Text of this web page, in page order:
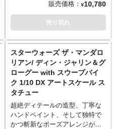
術的です。取り外し可能な、
LED内蔵のタクティカルライト
を側面に装備。ヘルメットを逆
ルライトも内側に設置し、内側
（裏）でも手を抜かないディテ
ールは見どころです。
ョイントパーツを設置し、ディ
スプレイしやすく大胆なポージ
ングも可能！『スターウォー
『ザ・マンダロリアン』から、
「マンドー」ディン・ジャリン
とグローグーがバージョン2とし
て帰ってきました！シーズン2の
イメージとなったアーマーは新
規造形で、ベスカースピアーや
ダークセイバーなどの武器、ホ
イッスリングバードや火炎放射
などのエフェクトパーツが付属
販売価格： ¥10,780
売り切れ
スターウォーズ ザ・マンダロ
リアン/ ディン・ジャリン＆グ
ローグー with スウープバイ
ク 1/10 DX アートスケール ス
タチュー
超絶ディテールの造型、丁寧な
ハンドペイント、そして独特で
かつ斬新なポーズアレンジが魅